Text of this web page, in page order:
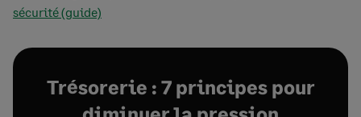
sécurité (guide)
Trésorerie : 7 principes pour